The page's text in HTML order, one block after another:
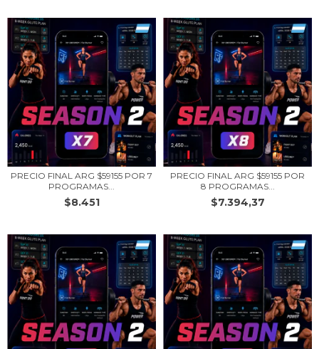
PRECIO FINAL ARG $59155 POR 7
PROGRAMAS...
$8.451
PRECIO FINAL ARG $59155 POR
8 PROGRAMAS...
$7.394,37